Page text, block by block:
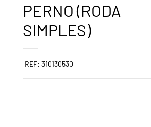
PERNO (RODA
SIMPLES)
REF: 310130530